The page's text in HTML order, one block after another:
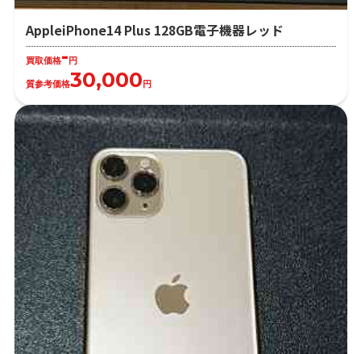
AppleiPhone14 Plus 128GB電子機器レッド
買取価格-円
質参考価格30,000円